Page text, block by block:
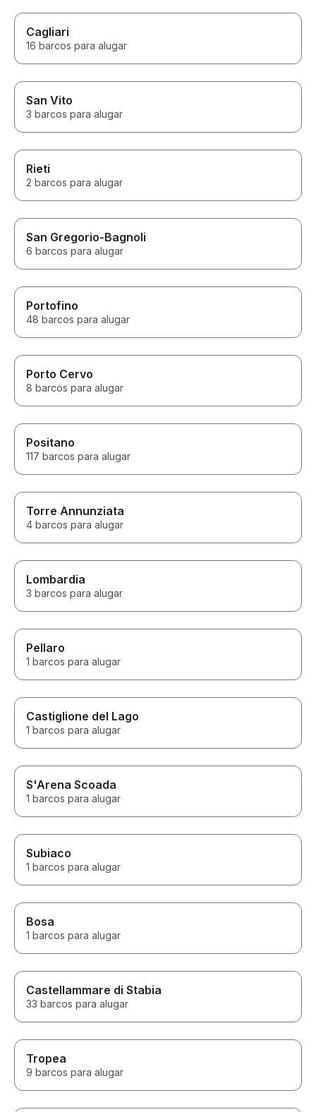
Cagliari
16 barcos para alugar
San Vito
3 barcos para alugar
Rieti
2 barcos para alugar
San Gregorio-Bagnoli
6 barcos para alugar
Portofino
48 barcos para alugar
Porto Cervo
8 barcos para alugar
Positano
117 barcos para alugar
Torre Annunziata
4 barcos para alugar
Lombardia
3 barcos para alugar
Pellaro
1 barcos para alugar
Castiglione del Lago
1 barcos para alugar
S'Arena Scoada
1 barcos para alugar
Subiaco
1 barcos para alugar
Bosa
1 barcos para alugar
Castellammare di Stabia
33 barcos para alugar
Tropea
9 barcos para alugar